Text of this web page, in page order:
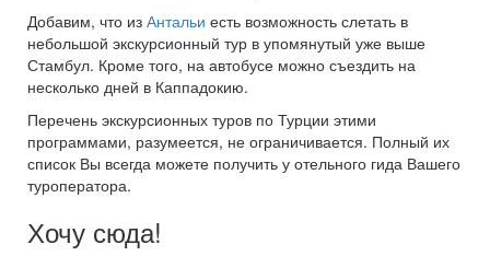
Добавим, что из Антальи есть возможность слетать в
небольшой экскурсионный тур в упомянутый уже выше
Стамбул. Кроме того, на автобусе можно съездить на
несколько дней в Каппадокию.
Перечень экскурсионных туров по Турции этими
программами, разумеется, не ограничивается. Полный их
список Вы всегда можете получить у отельного гида Вашего
туроператора.
Хочу сюда!